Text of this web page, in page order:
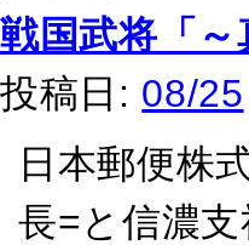
戦国武将「
投稿日: 08/25
日本郵便株
長=と信濃